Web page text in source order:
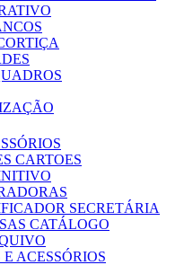
CARTOES
SECRETÁRIA
CATÁLOGO
ACESSÓRIOS